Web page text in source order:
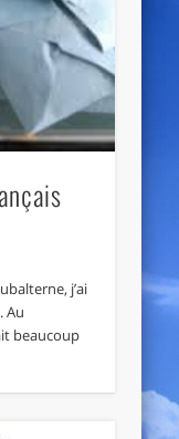
j’ai
Au
beaucoup